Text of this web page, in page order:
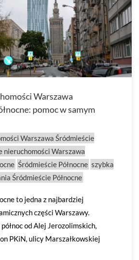
Warszawa
pomoc w samym
Warszawa Śródmieście
nieruchomości Warszawa
Śródmieście Północne szybka
Śródmieście Północne
to jedna z najbardziej
części Warszawy.
od Alej Jerozolimskich,
PKiN, ulicy Marszałkowskiej